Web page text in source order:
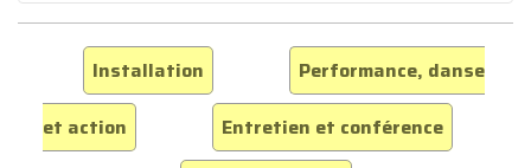
Installation
Performance, danse
et action
Entretien et conférence